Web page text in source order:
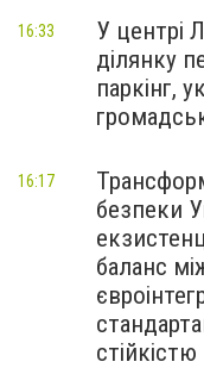
У центрі
ділянку
паркінг,
16:33
безпеки
баланс
стійкістю
16:17